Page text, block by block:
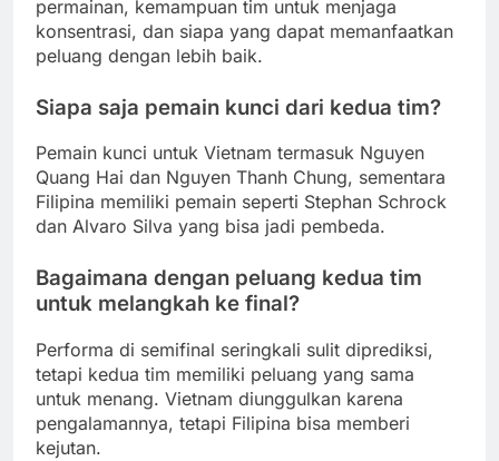
permainan, kemampuan tim untuk menjaga
konsentrasi, dan siapa yang dapat memanfaatkan
peluang dengan lebih baik.
Siapa saja pemain kunci dari kedua tim?
Pemain kunci untuk Vietnam termasuk Nguyen
Quang Hai dan Nguyen Thanh Chung, sementara
Filipina memiliki pemain seperti Stephan Schrock
dan Alvaro Silva yang bisa jadi pembeda.
Bagaimana dengan peluang kedua tim
untuk melangkah ke final?
Performa di semifinal seringkali sulit diprediksi,
tetapi kedua tim memiliki peluang yang sama
untuk menang. Vietnam diunggulkan karena
pengalamannya, tetapi Filipina bisa memberi
kejutan.